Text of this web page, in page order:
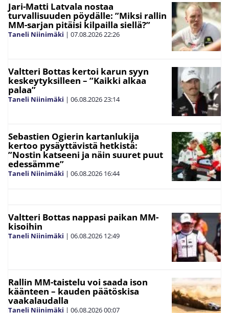
Jari-Matti Latvala nostaa
turvallisuuden pöydälle: ”Miksi rallin
MM-sarjan pitäisi kilpailla siellä?”
Taneli Niinimäki | 07.08.202622:26
Valtteri Bottas kertoi karun syyn
keskeytyksilleen – ”Kaikki alkaa
palaa”
Taneli Niinimäki | 06.08.202623:14
Sebastien Ogierin kartanlukija
kertoo pysäyttävistä hetkistä:
”Nostin katseeni ja näin suuret puut
edessämme”
Taneli Niinimäki | 06.08.2026 16:44
Valtteri Bottas nappasi paikan MM-
kisoihin
Taneli Niinimäki | 06.08.2026 12:49
Rallin MM-taistelu voi saada ison
käänteen – kauden päätöskisa
vaakalaudalla
Taneli Niinimäki | 06.08.202600:07